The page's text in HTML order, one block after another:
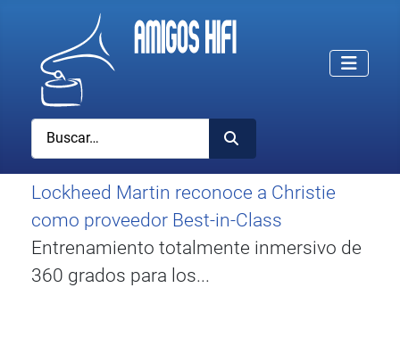
Buscar
Lockheed Martin reconoce a Christie
como proveedor Best-in-Class
Entrenamiento totalmente inmersivo de
360 grados para los...